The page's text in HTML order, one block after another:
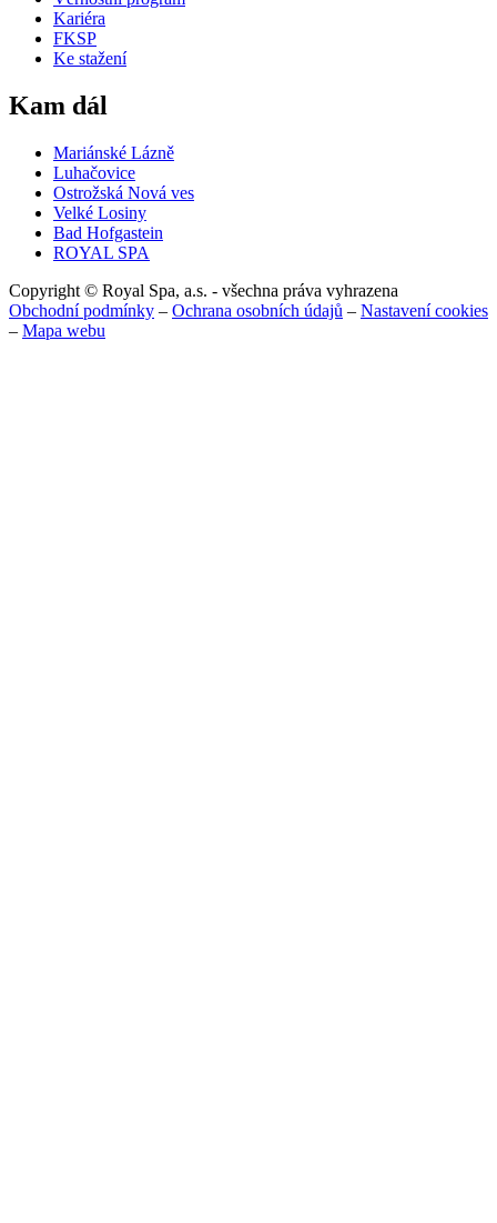
Kariéra
FKSP
Ke stažení
Kam dál
Mariánské Lázně
Luhačovice
Ostrožská Nová ves
Velké Losiny
Bad Hofgastein
ROYAL SPA
Copyright © Royal Spa, a.s. - všechna práva vyhrazena
Obchodní podmínky – Ochrana osobních údajů – Nastavení cookies
– Mapa webu